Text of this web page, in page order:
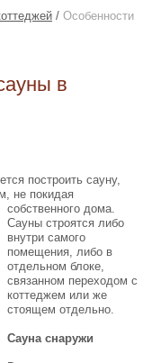
/ Особенности
в
построить сауну,
не покидая
собственного дома.
Сауны строятся либо
внутри самого
помещения, либо в
отдельном блоке,
связанном переходом с
коттеджем или же
стоящем отдельно.
Сауна снаружи